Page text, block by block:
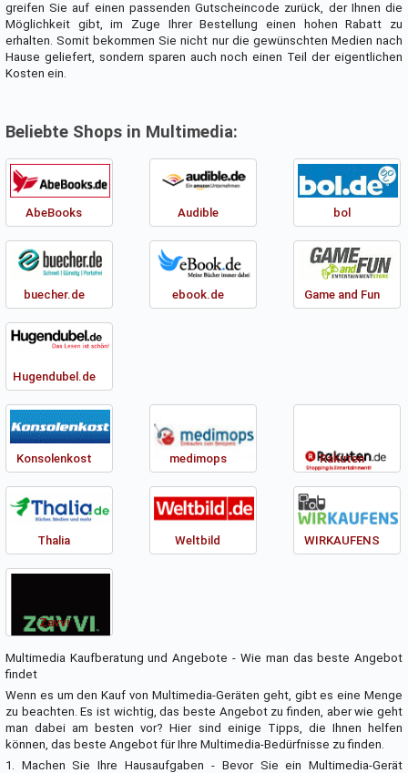
greifen Sie auf einen passenden Gutscheincode zurück, der Ihnen die
Möglichkeit gibt, im Zuge Ihrer Bestellung einen hohen Rabatt zu
erhalten. Somit bekommen Sie nicht nur die gewünschten Medien nach
Hause geliefert, sondern sparen auch noch einen Teil der eigentlichen
Kosten ein.
Beliebte Shops in Multimedia:
AbeBooks Audible bol
buecher.de ebook.de Game and Fun
Hugendubel.de
Konsolenkost medimops Rakuten
Thalia Weltbild WIRKAUFENS
Zavvi
Multimedia Kaufberatung und Angebote - Wie man das beste Angebot
findet
Wenn es um den Kauf von Multimedia-Geräten geht, gibt es eine Menge
zu beachten. Es ist wichtig, das beste Angebot zu finden, aber wie geht
man dabei am besten vor? Hier sind einige Tipps, die Ihnen helfen
können, das beste Angebot für Ihre Multimedia-Bedürfnisse zu finden.
1. Machen Sie Ihre Hausaufgaben - Bevor Sie ein Multimedia-Gerät